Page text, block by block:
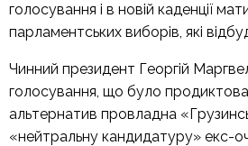
голосування і в новій каденції
парламентських виборів, які
Чинний президент Георгій
голосування, що було
альтернатив провладна
«нейтральну кандидатуру» екс-